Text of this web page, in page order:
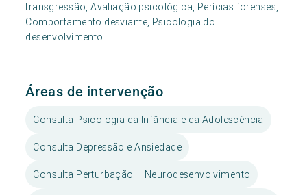
transgressão, Avaliação psicológica, Perícias forenses,
Comportamento desviante, Psicologia do
desenvolvimento
Áreas de intervenção
Consulta Psicologia da Infância e da Adolescência
Consulta Depressão e Ansiedade
Consulta Perturbação – Neurodesenvolvimento